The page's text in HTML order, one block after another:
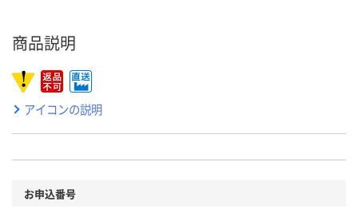
商品説明
アイコンの説明
お申込番号